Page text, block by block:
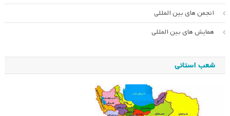
انجمن های بین المللی
همایش های بین المللی
شعب استانی